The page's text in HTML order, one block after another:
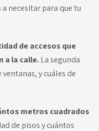
necesitar para que tu
de accesos que
a la calle.La segunda
y cuáles de
metros cuadrados
de pisos y cuántos